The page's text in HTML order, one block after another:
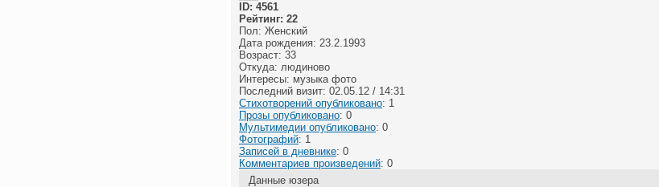
ID: 4561
Рейтинг: 22
Пол: Женский
Дата рождения: 23.2.1993
Возраст: 33
Откуда: людиново
Интересы: музыка фото
Последний визит: 02.05.12 / 14:31
Стихотворений опубликовано: 1
Прозы опубликовано: 0
Мультимедии опубликовано: 0
Фотографий: 1
Записей в дневнике: 0
Комментариев произведений: 0
Данные юзера